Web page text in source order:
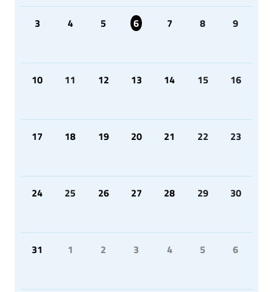
3 4 5 6 7 8 9
10 11 12 13 14 15 16
17 18 19 20 21 22 23
24 25 26 27 28 29 30
31 1 2 3 4 5 6